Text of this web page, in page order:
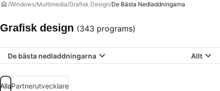
Windows Multimedia Grafisk Design De Bästa Nedladdningarna
Grafisk design (343 programs)
De bästa nedladdningarna Allt
AllaPartnerutvecklare